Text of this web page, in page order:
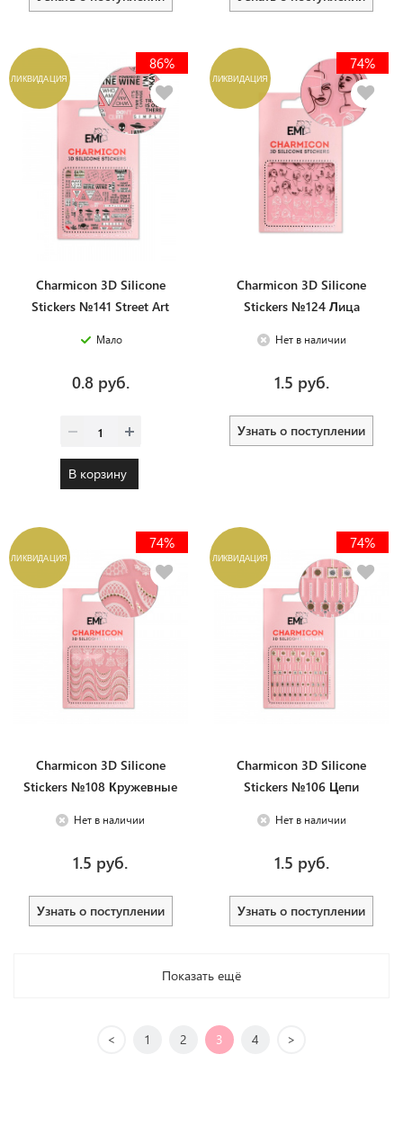
ЛИКВИДАЦИЯ
86%
Charmicon 3D Silicone
Stickers №141 Street Art
Мало
0.8 руб.
В корзину
ЛИКВИДАЦИЯ
74%
Charmicon 3D Silicone
Stickers №124 Лица
Нет в наличии
1.5 руб.
Узнать о поступлении
ЛИКВИДАЦИЯ
74%
Charmicon 3D Silicone
Stickers №108 Кружевные
Нет в наличии
1.5 руб.
Узнать о поступлении
ЛИКВИДАЦИЯ
74%
Charmicon 3D Silicone
Stickers №106 Цепи
Нет в наличии
1.5 руб.
Узнать о поступлении
Показать ещё
< 1 2 3 4 >